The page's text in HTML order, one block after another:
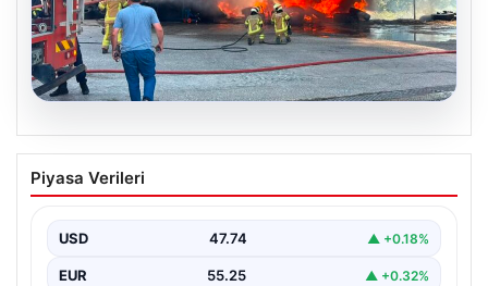
06.08.2026
Dumanlar ilçeyi kapladı: Bursa’da
tamirhanede yangın
Piyasa Verileri
USD 47.74 ▲ +0.18%
EUR 55.25 ▲ +0.32%